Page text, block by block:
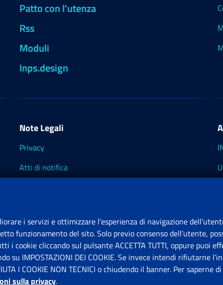
Patto con l'utenza
Rss
Moduli
Inps.design
Note Legali
Privacy
Atti di notifica
i servizi e ottimizzare l’esperienza di navigazione
funzionamento del sito. Solo previo consenso dell’utente,
i cookie cliccando sul pulsante ACCETTA TUTTI, oppure puoi
su IMPOSTAZIONI DEI COOKIE. Se invece intendi rifiutarne
I COOKIE NON TECNICI o chiudendo il banner. Per saperne
sulla privacy.